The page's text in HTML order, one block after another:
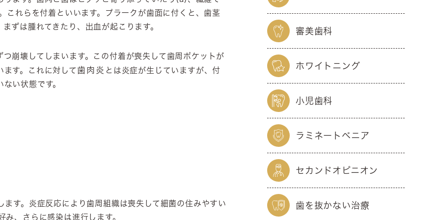
これらを付着といいます。プラークが歯面に付くと、歯茎
ずは腫れてきたり、出血が起こります。
崩壊してしまいます。この付着が喪失して歯周ポケットが
す。これに対して 歯肉炎 とは炎症が生じていますが、付
い状態です。
す。炎症反応により歯周組織は喪失して細菌の住みやすい
み、さらに感染は進行します。
審美歯科
ホワイトニング
小児歯科
ラミネートベニア
セカンドオピニオン
歯を抜かない治療